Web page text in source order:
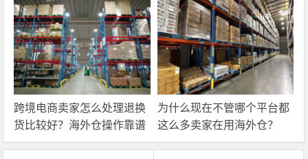
跨境电商卖家怎么处理退换
货比较好？海外仓操作靠谱
吗？
为什么现在不管哪个平台都
这么多卖家在用海外仓？